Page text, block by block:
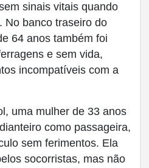
sinais vitais quando
No banco traseiro do
64 anos também foi
e sem vida,
incompatíveis com a
uma mulher de 33 anos
como passageira,
sem ferimentos. Ela
socorristas, mas não